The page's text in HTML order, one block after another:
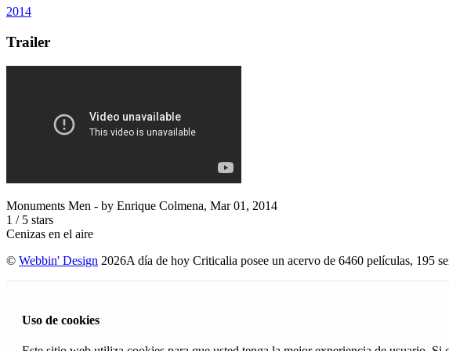
2014
Trailer
Monuments Men - by Enrique Colmena, Mar 01, 2014
1 / 5 stars
Cenizas en el aire
© Webbin' Design 2026A día de hoy Criticalia posee un acervo de 6460 películas, 195
Uso de cookies